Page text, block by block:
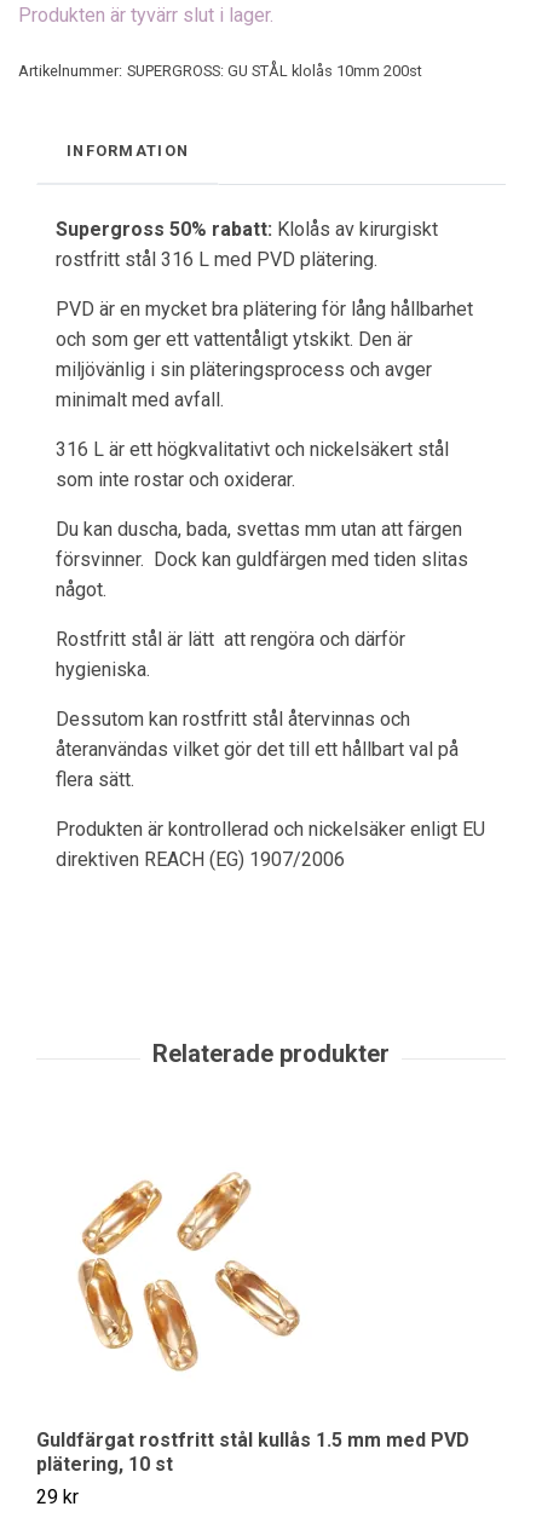
Produkten är tyvärr slut i lager.
Artikelnummer: SUPERGROSS: GU STÅL klolås 10mm 200st
INFORMATION
Supergross 50% rabatt: Klolås av kirurgiskt
rostfritt stål 316 L med PVD plätering.
PVD är en mycket bra plätering för lång hållbarhet
och som ger ett vattentåligt ytskikt. Den är
miljövänlig i sin pläteringsprocess och avger
minimalt med avfall.
316 L är ett högkvalitativt och nickelsäkert stål
som inte rostar och oxiderar.
Du kan duscha, bada, svettas mm utan att färgen
försvinner. Dock kan guldfärgen med tiden slitas
något.
Rostfritt stål är lätt att rengöra och därför
hygieniska.
Dessutom kan rostfritt stål återvinnas och
återanvändas vilket gör det till ett hållbart val på
flera sätt.
Produkten är kontrollerad och nickelsäker enligt EU
direktiven REACH (EG) 1907/2006
Guldfärgat rostfritt stål kullås 1.5 mm med PVD
plätering, 10 st
29 kr